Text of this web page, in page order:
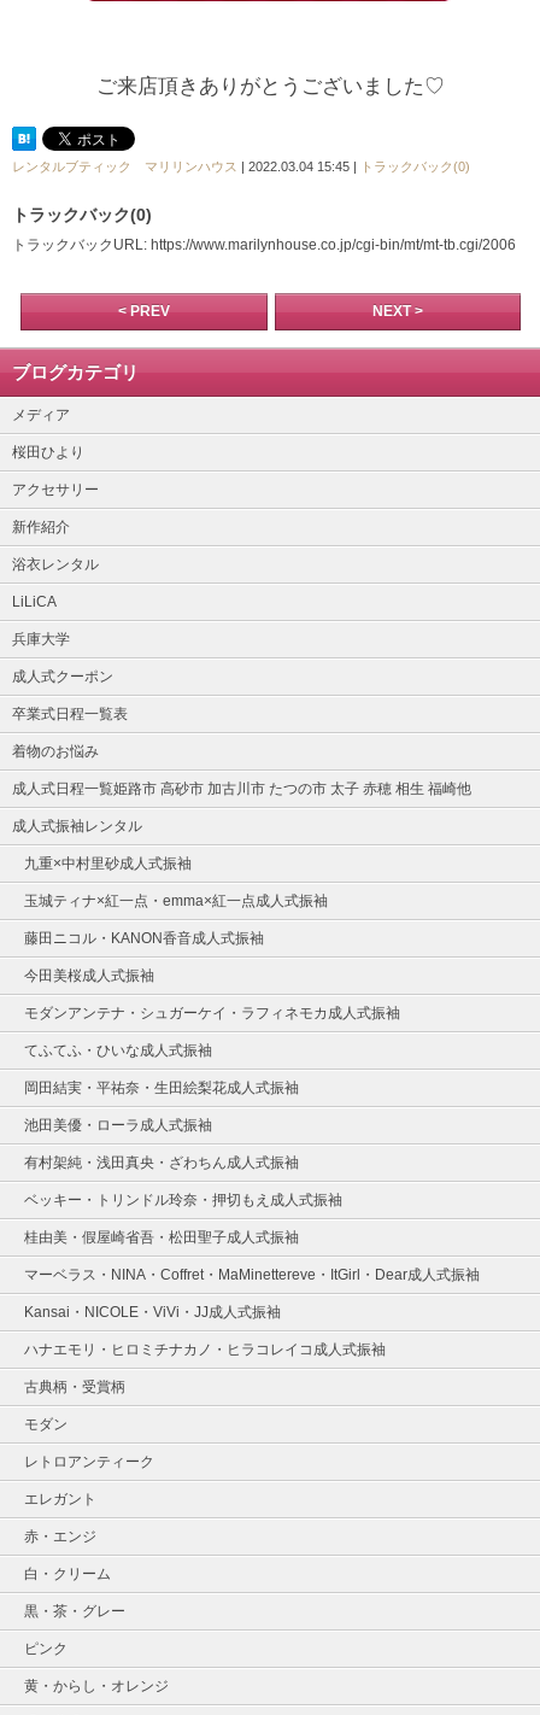
ご来店頂きありがとうございました♡
レンタルブティック マリリンハウス | 2022.03.04 15:45 | トラックバック(0)
トラックバック(0)
トラックバックURL: https://www.marilynhouse.co.jp/cgi-bin/mt/mt-tb.cgi/2006
< PREV NEXT >
ブログカテゴリ
メディア
桜田ひより
アクセサリー
新作紹介
浴衣レンタル
LiLiCA
兵庫大学
成人式クーポン
卒業式日程一覧表
着物のお悩み
成人式日程一覧姫路市 高砂市 加古川市 たつの市 太子 赤穂 相生 福崎他
成人式振袖レンタル
九重×中村里砂成人式振袖
玉城ティナ×紅一点・emma×紅一点成人式振袖
藤田ニコル・KANON香音成人式振袖
今田美桜成人式振袖
モダンアンテナ・シュガーケイ・ラフィネモカ成人式振袖
てふてふ・ひいな成人式振袖
岡田結実・平祐奈・生田絵梨花成人式振袖
池田美優・ローラ成人式振袖
有村架純・浅田真央・ざわちん成人式振袖
ベッキー・トリンドル玲奈・押切もえ成人式振袖
桂由美・假屋崎省吾・松田聖子成人式振袖
マーベラス・NINA・Coffret・MaMinettereve・ItGirl・Dear成人式振袖
Kansai・NICOLE・ViVi・JJ成人式振袖
ハナエモリ・ヒロミチナカノ・ヒラコレイコ成人式振袖
古典柄・受賞柄
モダン
レトロアンティーク
エレガント
赤・エンジ
白・クリーム
黒・茶・グレー
ピンク
黄・からし・オレンジ